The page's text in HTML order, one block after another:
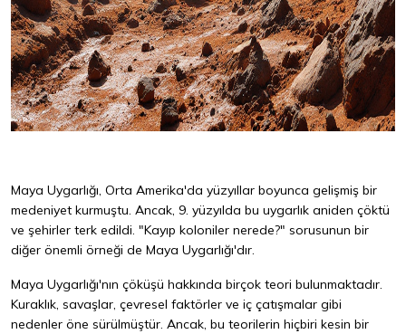
Maya Uygarlığı, Orta Amerika'da yüzyıllar boyunca gelişmiş bir
medeniyet kurmuştu. Ancak, 9. yüzyılda bu uygarlık aniden çöktü
ve şehirler terk edildi. "Kayıp koloniler nerede?" sorusunun bir
diğer önemli örneği de Maya Uygarlığı'dır.
Maya Uygarlığı'nın çöküşü hakkında birçok teori bulunmaktadır.
Kuraklık, savaşlar, çevresel faktörler ve iç çatışmalar gibi
nedenler öne sürülmüştür. Ancak, bu teorilerin hiçbiri kesin bir